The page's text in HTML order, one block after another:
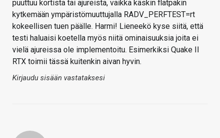
puuttuu kortista tai ajureista, vaikka käskin flatpakin
kytkemään ympäristömuuttujalla RADV_PERFTEST=rt
kokeellisen tuen päälle. Harmi! Lieneekö kyse siitä, että
testi haluaisi koetella myös niitä ominaisuuksia joita ei
vielä ajureissa ole implementoitu. Esimerkiksi Quake II
RTX toimii tässä kuitenkin aivan hyvin.
Kirjaudu sisään vastataksesi